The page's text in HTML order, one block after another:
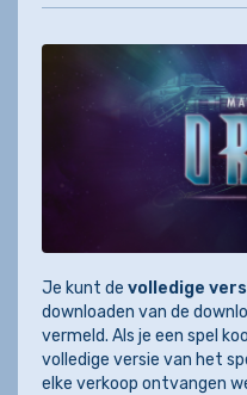
Je kunt de volledige
downloaden van de
vermeld. Als je een spel
volledige versie van het
elke verkoop ontvangen